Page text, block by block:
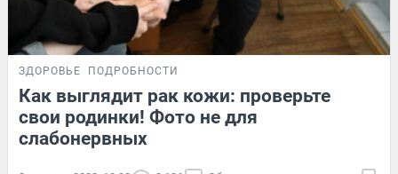
ЗДОРОВЬЕ ПОДРОБНОСТИ
Как выглядит рак кожи: проверьте
свои родинки! Фото не для
слабонервных